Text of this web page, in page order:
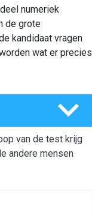
numeriek
de grote
kandidaat vragen
wat er precies
van de test krijg
andere mensen